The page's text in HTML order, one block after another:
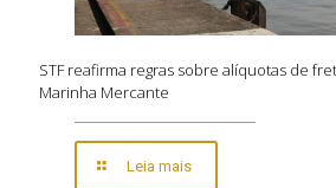
STF reafirma regras sobre alíquotas de
Marinha Mercante
Leia mais